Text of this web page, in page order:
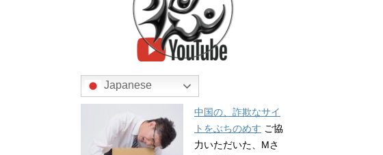
Japanese
中国の、詐欺なサイ
トをぶちのめす ご協
力いただいた、Mさ